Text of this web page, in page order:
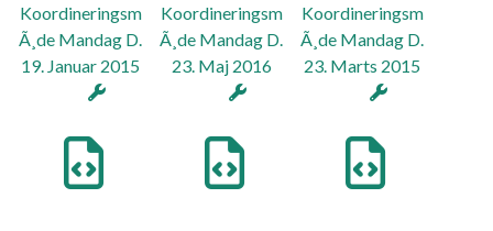
Koordineringsm
Ã¸de Mandag D.
19. Januar 2015
Koordineringsm
Ã¸de Mandag D.
23. Maj 2016
Koordineringsm
Ã¸de Mandag D.
23. Marts 2015